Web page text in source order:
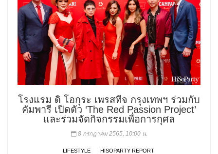
โรงแรม ดิ โอกุระ เพรสทีจ กรุงเทพฯ ร่วมกับ
คัมพารี เปิดตัว ‘The Red Passion Project’
และร่วมจัดกิจกรรมเพื่อการกุศล
8 กรกฎาคม 2565, 10:00 น.
LIFESTYLE HISOPARTY REPORT